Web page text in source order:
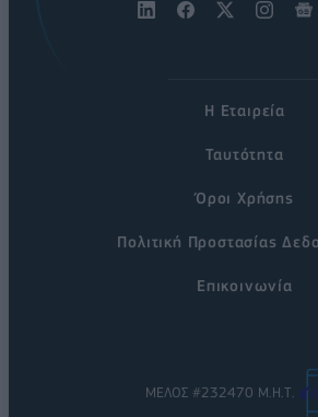
Η Εταιρεία
Ταυτότητα
Όροι Χρήσης
Πολιτική Προστασίας
Επικοινωνία
ΜΕΛΟΣ #232470 Μ.Η.Τ.